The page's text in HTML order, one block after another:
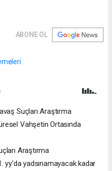
ABONE OL
Suçları Araştırma
Vahşetin Ortasında
Araştırma
yy'da yadsınamayacak kadar